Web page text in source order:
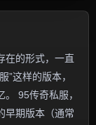
在的形式，一直
”这样的版本，
95传奇私服，
早期版本（通常